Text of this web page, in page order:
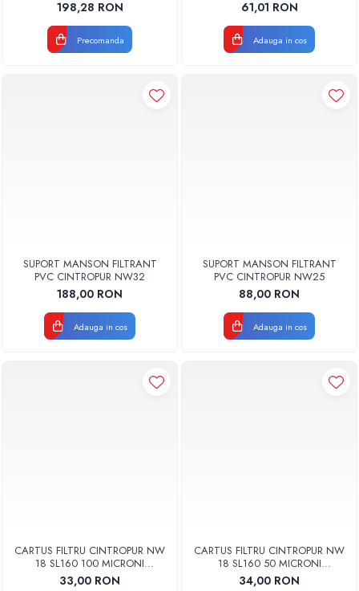
198,28 RON
Precomanda
61,01 RON
Adauga in cos
SUPORT MANSON FILTRANT
PVC CINTROPUR NW32
188,00 RON
Adauga in cos
SUPORT MANSON FILTRANT
PVC CINTROPUR NW25
88,00 RON
Adauga in cos
CARTUS FILTRU CINTROPUR NW
18 SL160 100 MICRONI
MANSOANE FILTRARE SET 5BUC
33,00 RON
CARTUS FILTRU CINTROPUR NW
18 SL160 50 MICRONI
MANSOANE FILTRARE SET 5BUC
34,00 RON